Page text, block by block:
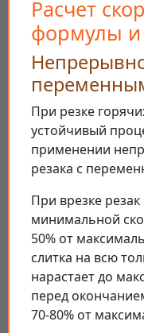
Расчет
формулы и
При резке
устойчивый
применении
резака с
При врезке
минимальной
50% от
слитка на всю
нарастает до
перед
70-80% от